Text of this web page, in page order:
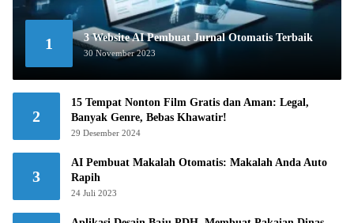
1 3 Website AI Pembuat Jurnal Otomatis Terbaik
30 November 2023
2
15 Tempat Nonton Film Gratis dan Aman: Legal,
Banyak Genre, Bebas Khawatir!
29 Desember 2024
3
AI Pembuat Makalah Otomatis: Makalah Anda Auto
Rapih
24 Juli 2023